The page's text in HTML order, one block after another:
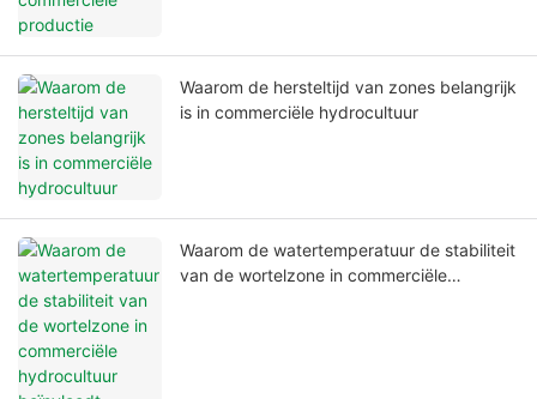
Waarom de hersteltijd van zones belangrijk
is in commerciële hydrocultuur
Waarom de watertemperatuur de stabiliteit
van de wortelzone in commerciële